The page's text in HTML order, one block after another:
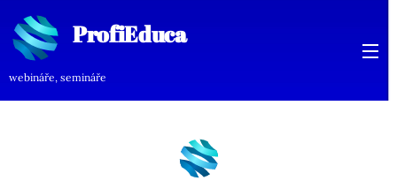
ProfiEduca
ProfiEduca
rofiEduca
webináře, semináře